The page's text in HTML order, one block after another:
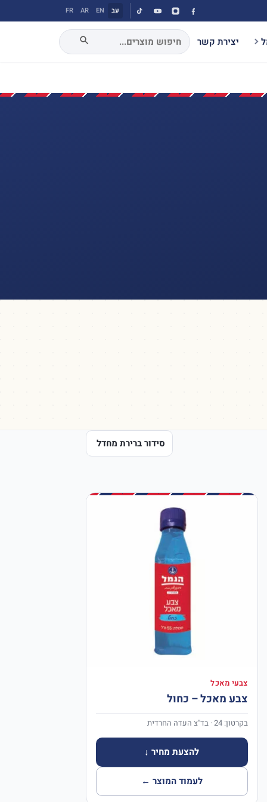
עב EN
AR
FR
יצירת קשר
צבעי מאכל
צבע מאכל – כחול
בקרטון: 24 · בד"צ העדה החרדית
להצעת מחיר ↓
לעמוד המוצר ←